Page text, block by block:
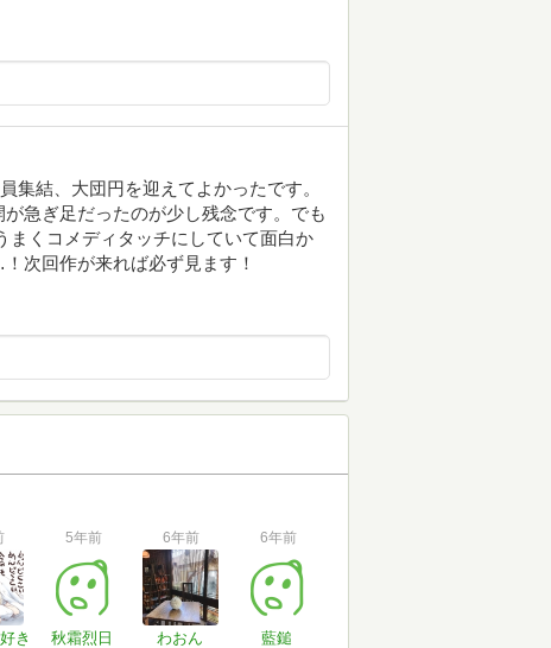
集結、大団円を迎えてよかったです。
急ぎ足だったのが少し残念です。でも
まくコメディタッチにしていて面白か
次回作が来れば必ず見ます！
き
5年前
秋霜烈日
6年前
わおん
6年前
藍鎚